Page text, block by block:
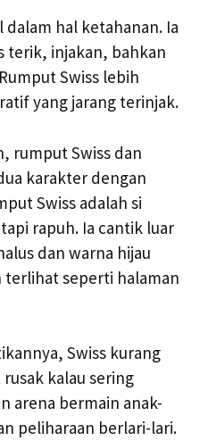
hal ketahanan. Ia
terik, injakan, bahkan
Swiss lebih
yang jarang terinjak.
rumput Swiss dan
karakter dengan
Swiss adalah si
rapuh. Ia cantik luar
dan warna hijau
terlihat seperti halaman
Swiss kurang
kalau sering
arena bermain anak-
peliharaan berlari-lari.